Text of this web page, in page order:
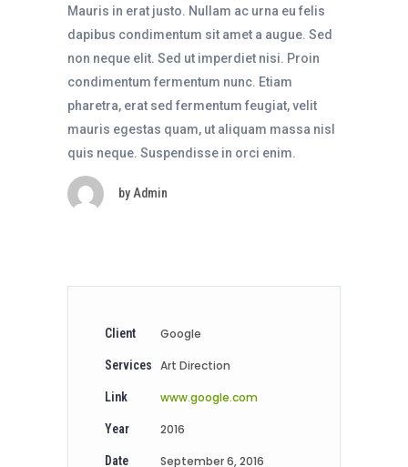
Mauris in erat justo. Nullam ac urna eu felis
dapibus condimentum sit amet a augue. Sed
non neque elit. Sed ut imperdiet nisi. Proin
condimentum fermentum nunc. Etiam
pharetra, erat sed fermentum feugiat, velit
mauris egestas quam, ut aliquam massa nisl
quis neque. Suspendisse in orci enim.
by Admin
Client Google
Services Art Direction
Link www.google.com
Year 2016
Date September 6, 2016